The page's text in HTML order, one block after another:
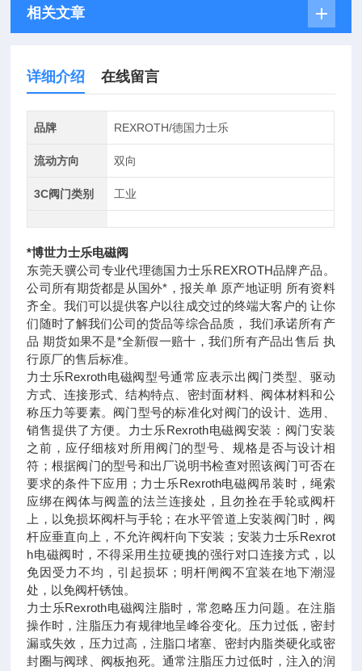
相关文章
详细介绍 在线留言
品牌 REXROTH/德国力士乐
流动方向 双向
3C阀门类别 工业
*博世力士乐电磁阀
东莞天骥公司专业代理德国力士乐REXROTH品牌产品。
公司所有期货都是从国外*，报关单 原产地证明 所有资料
齐全。我们可以提供客户以往成交过的终端大客户的 让你
们随时了解我们公司的货品等综合品质， 我们承诺所有产
品 期货如果不是*全新假一赔十，我们所有产品出售后 执
行原厂的售后标准。
力士乐Rexroth电磁阀型号通常应表示出阀门类型、驱动
方式、连接形式、结构特点、密封面材料、阀体材料和公
称压力等要素。阀门型号的标准化对阀门的设计、选用、
销售提供了方便。力士乐Rexroth电磁阀安装：阀门安装
之前，应仔细核对所用阀门的型号、规格是否与设计相
符；根据阀门的型号和出厂说明书检查对照该阀门可否在
要求的条件下应用；力士乐Rexroth电磁阀吊装时，绳索
应绑在阀体与阀盖的法兰连接处，且勿拴在手轮或阀杆
上，以免损坏阀杆与手轮；在水平管道上安装阀门时，阀
杆应垂直向上，不允许阀杆向下安装；安装力士乐Rexrot
h电磁阀时，不得采用生拉硬拽的强行对口连接方式，以
免因受力不均，引起损坏；明杆闸阀不宜装在地下潮湿
处，以免阀杆锈蚀。
力士乐Rexroth电磁阀注脂时，常忽略压力问题。在注脂
操作时，注脂压力有规律地呈峰谷变化。压力过低，密封
漏或失效，压力过高，注脂口堵塞、密封内脂类硬化或密
封圈与阀球、阀板抱死。通常注脂压力过低时，注入的润